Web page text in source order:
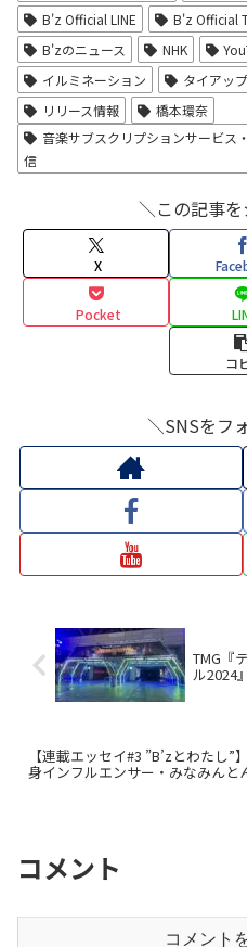
B'z Official LINE
B'z Official
B'zのニュース
NHK
イルミネーション
タイアップ
リリース情報
橋本環奈
音楽サブスクリプションサービス
信
＼この記事
X
Pocket
コ
＼SNSをフ
TMG『
ル2024
【連載エッセイ#3 ”B’zとわたし”
身インフルエンサー・みなみんと
コメント
コメント